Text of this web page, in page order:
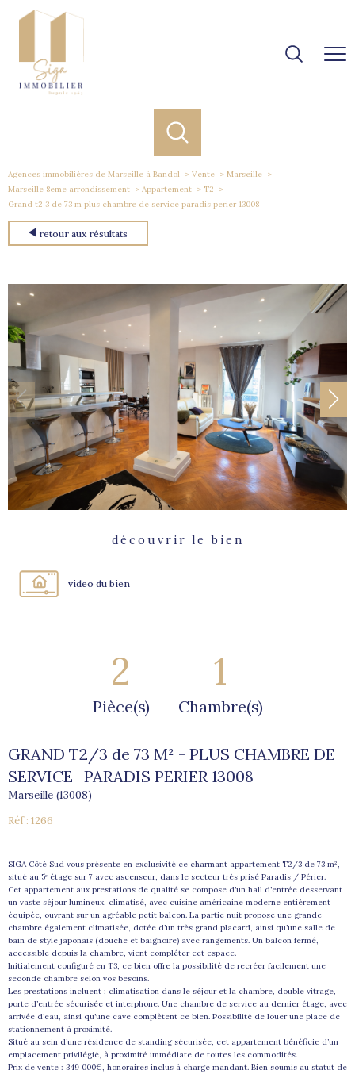
Agences immobilières de Marseille à Bandol Vente
Marseille
Marseille 8eme arrondissement
Appartement
T2
Grand t2 3 de 73 m plus chambre de service paradis perier 13008
retour aux résultats
découvrir le bien
video du bien
2
Pièce(s)
1
Chambre(s)
GRAND T2/3 de 73 M² - PLUS CHAMBRE DE
SERVICE- PARADIS PERIER 13008
Marseille (13008)
Réf : 1266
SIGA Côté Sud vous présente en exclusivité ce charmant appartement T2/3 de 73 m²,
situé au 5ᵉ étage sur 7 avec ascenseur, dans le secteur très prisé Paradis / Périer.
Cet appartement aux prestations de qualité se compose d’un hall d’entrée desservant
un vaste séjour lumineux, climatisé, avec cuisine américaine moderne entièrement
équipée, ouvrant sur un agréable petit balcon. La partie nuit propose une grande
chambre également climatisée, dotée d’un très grand placard, ainsi qu’une salle de
bain de style japonais (douche et baignoire) avec rangements. Un balcon fermé,
accessible depuis la chambre, vient compléter cet espace.
Initialement configuré en T3, ce bien offre la possibilité de recréer facilement une
seconde chambre selon vos besoins.
Les prestations incluent : climatisation dans le séjour et la chambre, double vitrage,
porte d’entrée sécurisée et interphone. Une chambre de service au dernier étage, avec
arrivée d’eau, ainsi qu’une cave complètent ce bien. Possibilité de louer une place de
stationnement à proximité.
Situé au sein d’une résidence de standing sécurisée, cet appartement bénéficie d’un
emplacement privilégié, à proximité immédiate de toutes les commodités.
Prix de vente : 349 000€, honoraires inclus à charge mandant. Bien soumis au statut de